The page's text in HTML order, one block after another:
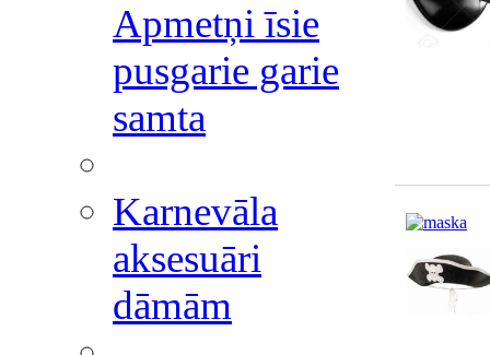
Apmetņi īsie
pusgarie garie
samta
Karnevāla
aksesuāri
dāmām